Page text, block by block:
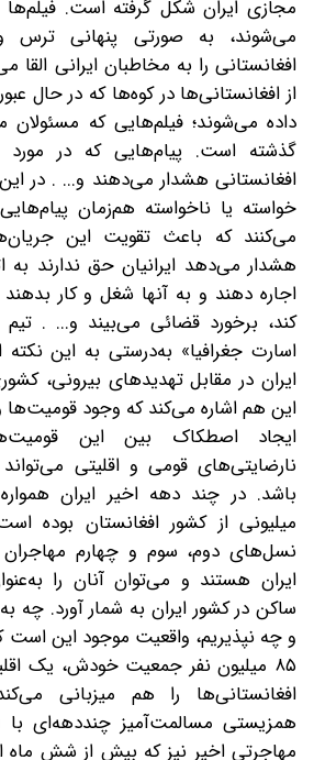
مجازی ایران شکل گرفته است. فیلم‌ها
می‌شوند، به صورتی پنهانی ترس
افغانستانی را به مخاطبان ایرانی القا
از افغانستانی‌ها در کوه‌ها که در حال
داده می‌شوند؛ فیلم‌هایی که مسئولان
گذشته است. پیام‌هایی که در مورد
افغانستانی هشدار می‌دهند و... . در
خواسته یا ناخواسته هم‌زمان
می‌کنند که باعث تقویت این
هشدار می‌دهد ایرانیان حق ندارند به
اجاره دهند و به آنها شغل و کار
کند، برخورد قضائی می‌بیند و... . تیم
اسارت جغرافیا» به‌‌درستی به این
ایران در مقابل تهدیدهای بیرونی،
این هم اشاره می‌کند که وجود
ایجاد اصطکاک بین این
نارضایتی‌های قومی و اقلیتی
باشد. در چند دهه اخیر ایران
میلیونی از کشور افغانستان بوده
نسل‌های دوم، سوم و چهارم مهاجران
ایران هستند و می‌توان آنان را
ساکن در کشور ایران به شمار آورد. چه
و چه نپذیریم، واقعیت موجود این است
۸۵ میلیون نفر جمعیت خودش، یک
افغانستانی‌ها را هم میزبانی
همزیستی مسالمت‌آمیز چنددهه‌ای با
مهاجرتی اخیر نیز که بیش از شش ماه